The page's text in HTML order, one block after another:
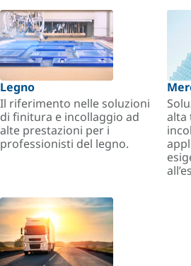
Legno
Il riferimento nelle soluzioni
di finitura e incollaggio ad
alte prestazioni per i
professionisti del legno.
alta